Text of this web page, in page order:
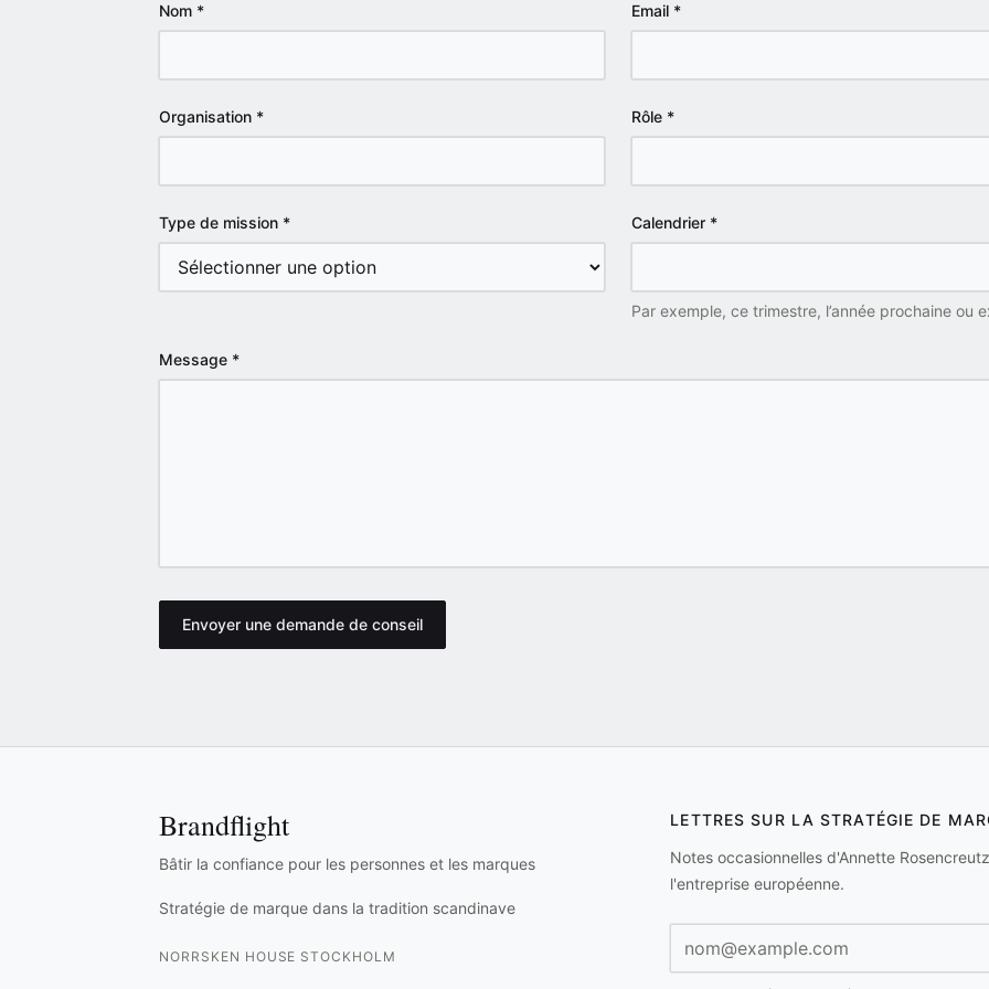
Nom * Email *
Organisation * Rôle *
Type de mission * Calendrier *
Par exemple, ce trimestre, l’année prochaine ou
Message *
Envoyer une demande de conseil
Brandflight
Bâtir la confiance pour les personnes et les marques
Stratégie de marque dans la tradition scandinave
NORRSKEN HOUSE STOCKHOLM
LETTRES SUR LA STRATÉGIE DE
Notes occasionnelles d'Annette
l'entreprise européenne.